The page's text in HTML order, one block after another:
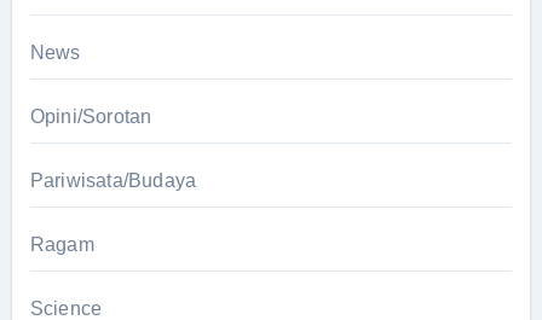
News
Opini/Sorotan
Pariwisata/Budaya
Ragam
Science